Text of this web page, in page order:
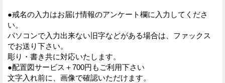
●戒名の入力はお届け情報のアンケート欄に入力してくださ
い。
パソコンで入力出来ない旧字などがある場合は、ファックス
でお送り下さい。
彫り・書き共に対応いたします。
●配置図サービス＋700円もご利用下さい
文字入れ前に、画像で確認いただけます。